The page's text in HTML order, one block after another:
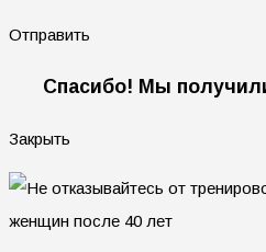
Отправить
Спасибо! Мы
Закрыть